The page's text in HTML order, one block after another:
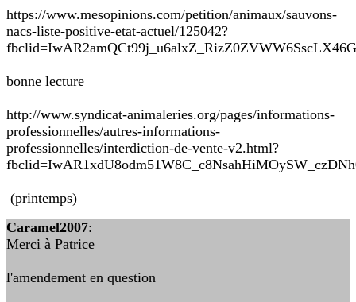
https://www.mesopinions.com/petition/animaux/sauvons-
nacs-liste-positive-etat-actuel/125042?
bonne lecture
http://www.syndicat-animaleries.org/pages/informations-
professionnelles/autres-informations-
professionnelles/interdiction-de-vente-v2.html?
(printemps)
Caramel2007:
Merci à Patrice
l'amendement en question